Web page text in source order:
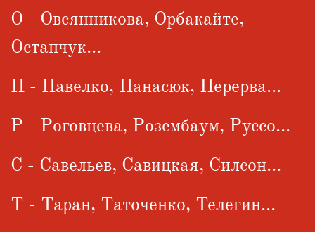
О - Овсянникова, Орбакайте,
Остапчук...
П - Павелко, Панасюк, Перерва...
Р - Роговцева, Розембаум, Руссо...
С - Савельев, Савицкая, Силсон...
Т - Таран, Таточенко, Телегин...